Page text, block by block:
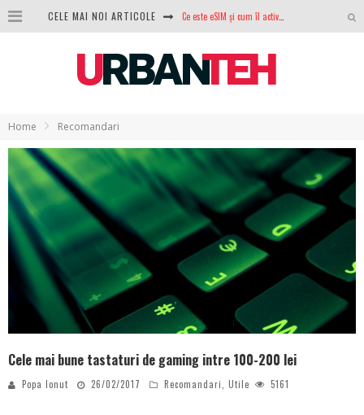
CELE MAI NOI ARTICOLE
Analiza producției fotovoltaice în România – cât produce un sistem solar pe timp de iarnă?
NVIDIA avertizează: memoria RAM și SSD-urile ar putea deveni și mai scumpe în perioada următoare
Ce este eSIM și cum îl activezi pe telefon? Ghid complet pentru Android și iPhone
Home Recomandari
Cele mai bune tastaturi de gaming intre 100-200 lei
Popa Ionut 26/02/2017 Recomandari, Utile 5161